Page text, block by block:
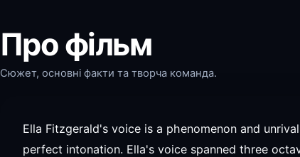
Про фільм
Сюжет, основні факти та творча команда.
Ella Fitzgerald's voice is a phenomenon and
perfect intonation. Ella's voice spanned three